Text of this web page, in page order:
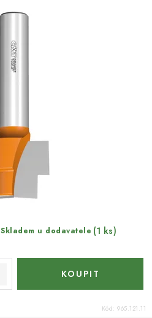
Skladem u dodavatele (1 ks)
Kód: 965.121.11